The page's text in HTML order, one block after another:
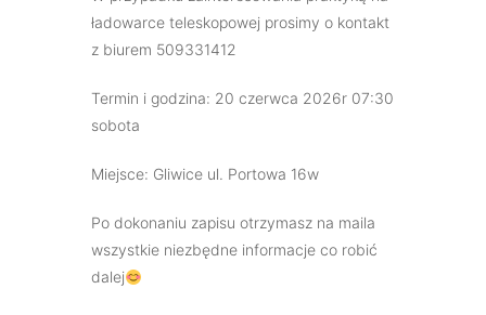
ładowarce teleskopowej prosimy o kontakt
z biurem 509331412
Termin i godzina: 20 czerwca 2026r 07:30
sobota
Miejsce: Gliwice ul. Portowa 16w
Po dokonaniu zapisu otrzymasz na maila
wszystkie niezbędne informacje co robić
dalej